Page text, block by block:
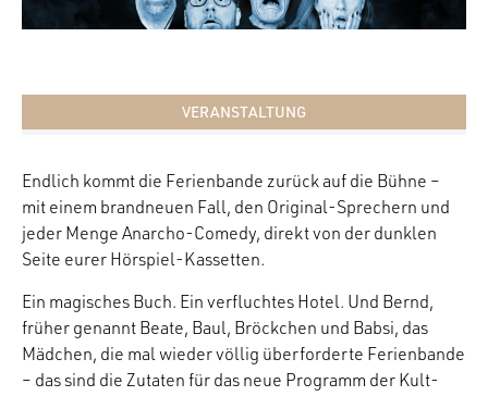
VERANSTALTUNG
Endlich kommt die Ferienbande zurück auf die Bühne –
mit einem brandneuen Fall, den Original-Sprechern und
jeder Menge Anarcho-Comedy, direkt von der dunklen
Seite eurer Hörspiel-Kassetten.
Ein magisches Buch. Ein verfluchtes Hotel. Und Bernd,
früher genannt Beate, Baul, Bröckchen und Babsi, das
Mädchen, die mal wieder völlig überforderte Ferienbande
– das sind die Zutaten für das neue Programm der Kult-